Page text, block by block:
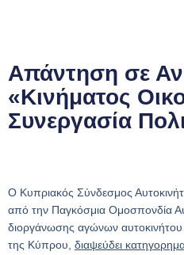
Απάντηση σε
«Κινήματος
Συνεργασία
Ο Κυπριακός Σύνδεσμος
από την Παγκόσμια Ομοσπονδία
διοργάνωσης αγώνων αυτοκινήτου
της Κύπρου, διαψεύδει